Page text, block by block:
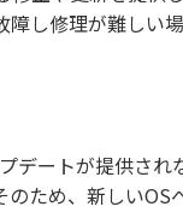
し修理が難しい
デートが提供さ
ため、新しいOS